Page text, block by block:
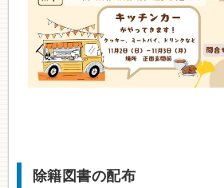
除籍図書の配布